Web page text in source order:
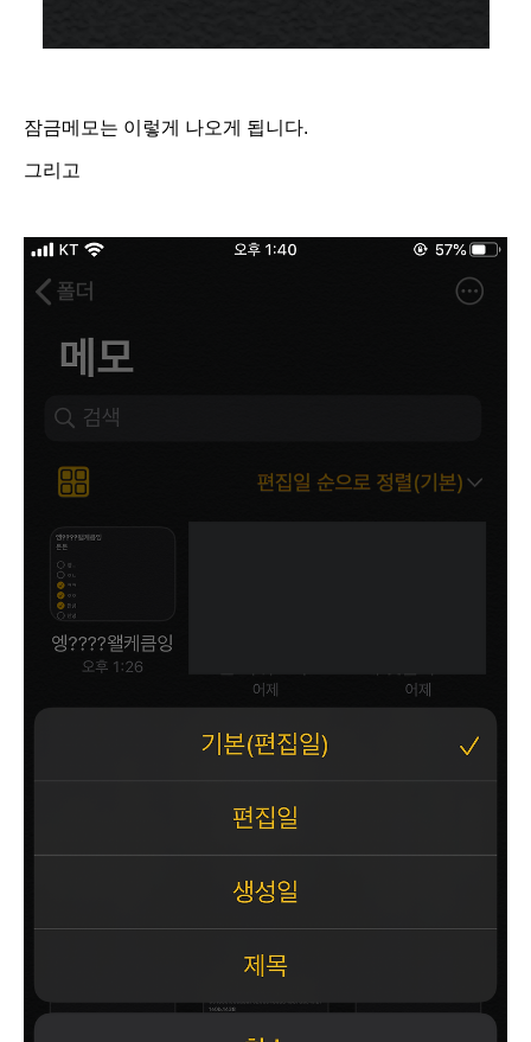
잠금메모는 이렇게 나오게 됩니다.
그리고